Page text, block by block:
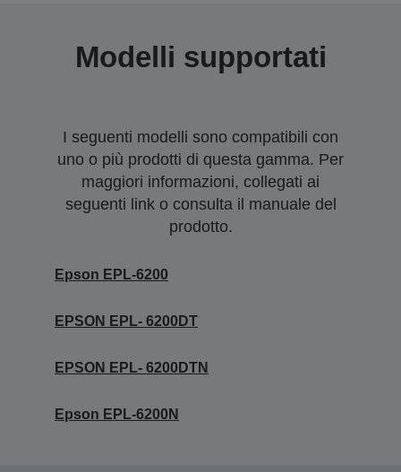
Modelli supportati
I seguenti modelli sono compatibili con
uno o più prodotti di questa gamma. Per
maggiori informazioni, collegati ai
seguenti link o consulta il manuale del
prodotto.
Epson EPL-6200
EPSON EPL- 6200DT
EPSON EPL- 6200DTN
Epson EPL-6200N